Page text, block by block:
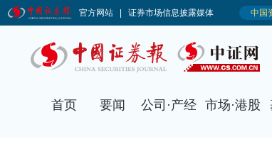
首页 要闻 公司·产经 市场·港股